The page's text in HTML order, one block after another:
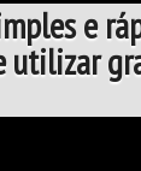
e
utilizar